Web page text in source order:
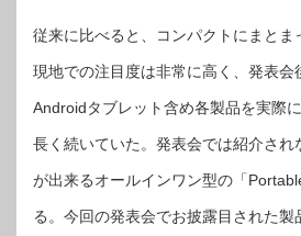
従来に比べると、コンパクトにまとま
現地での注目度は非常に高く、発表会
Androidタブレット含め各製品を実際
長く続いていた。発表会では紹介され
が出来るオールインワン型の「
る。今回の発表会でお披露目された製